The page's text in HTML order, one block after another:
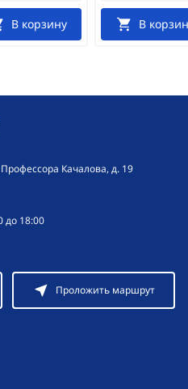
В корзину В
Качалова, д. 19
до 18:00
Проложить маршрут